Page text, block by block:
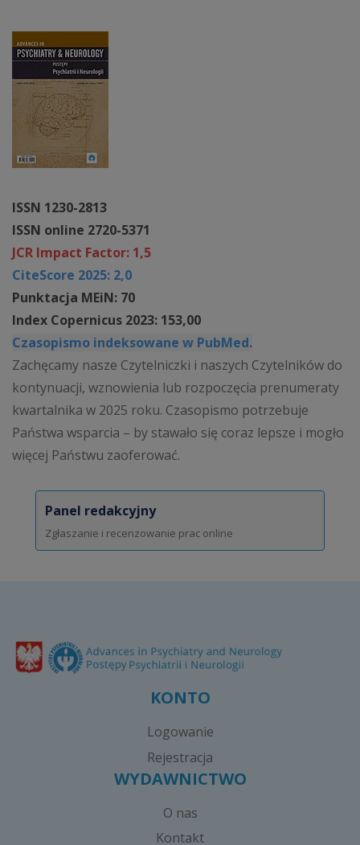
ISSN 1230-2813
ISSN online 2720-5371
JCR Impact Factor: 1,5
CiteScore 2025: 2,0
Punktacja MEiN: 70
Index Copernicus 2023: 153,00
Czasopismo indeksowane w PubMed.
Zachęcamy nasze Czytelniczki i naszych Czytelników do
kontynuacji, wznowienia lub rozpoczęcia prenumeraty
kwartalnika w 2025 roku. Czasopismo potrzebuje
Państwa wsparcia – by stawało się coraz lepsze i mogło
więcej Państwu zaoferować.
Panel redakcyjny
Zgłaszanie i recenzowanie prac online
KONTO
Logowanie
Rejestracja
WYDAWNICTWO
O nas
Kontakt